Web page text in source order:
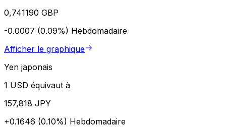
0,741190 GBP
-0.0007 (0.09%) Hebdomadaire
Afficher le graphique
Yen japonais
1 USD équivaut à
157,818 JPY
+0.1646 (0.10%) Hebdomadaire